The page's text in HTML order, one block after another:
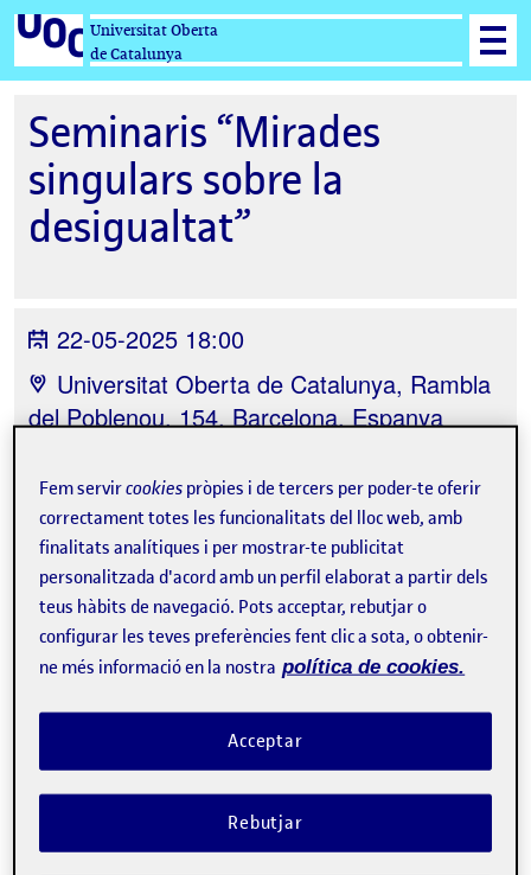
Universitat Oberta
de Catalunya
Seminaris “Mirades
singulars sobre la
desigualtat”
22-05-2025 18:00
Universitat Oberta de Catalunya, Rambla
del Poblenou, 154, Barcelona, Espanya
Tweet
La inscripció ha finalitzat.
Sobre l'esdeveniment
Fem servircookies pròpies i de tercers per poder-te oferir
correctament totes les funcionalitats del lloc web, amb
finalitats analítiques i per mostrar-te publicitat
personalitzada d'acord amb un perfil elaborat a partir dels
teus hàbits de navegació. Pots acceptar, rebutjar o
configurar les teves preferències fent clic a sota, o obtenir-
ne més informació en la nostra política de cookies.
Rebutjar
Acceptar